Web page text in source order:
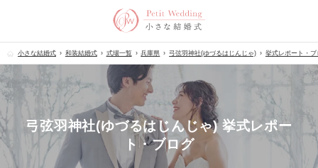
小さな結婚式 和装結婚式 式場一覧 兵庫県 弓弦羽神社(ゆづるはじんじゃ) 挙式レポート・ブ
弓弦羽神社(ゆづるはじんじゃ) 挙式レポー
ト・ブログ